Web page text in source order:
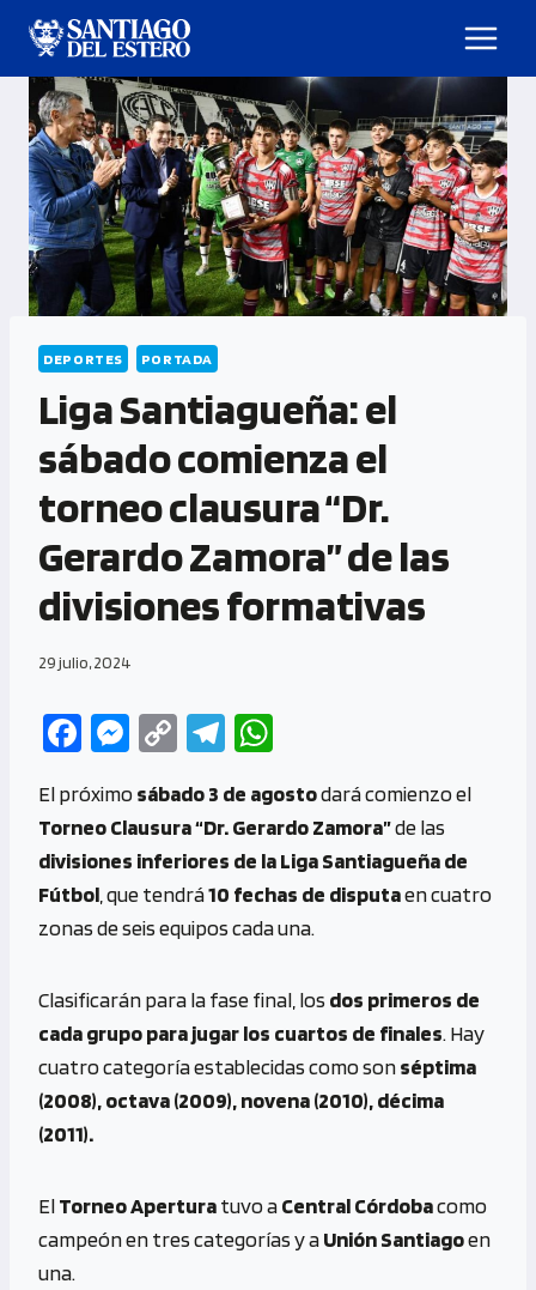
DEPORTES PORTADA
Liga Santiagueña: el
sábado comienza el
torneo clausura “Dr.
Gerardo Zamora” de las
divisiones formativas
29 julio, 2024
Fa
b
o
o
k
M
se
n
g
er
C
py
Li
n
k
Te
gr
a
m
at
s
A
p
El próximosábado 3 de agostodará comienzo el
Torneo Clausura “Dr. Gerardo Zamora”de las
divisiones inferiores de la Liga Santiagueña de
Fútbol , que tendrá10 fechas de disputaen cuatro
zonas de seis equipos cada una.
Clasificarán para la fase final, los dos primeros de
cada grupo para jugar los cuartos de finales. Hay
cuatro categoría establecidas como sonséptima
(2008), octava (2009), novena (2010), décima
(2011).
ElTorneo Aperturatuvo aCentral Córdobacomo
campeón en tres categorías y aUnión Santiagoen
una.